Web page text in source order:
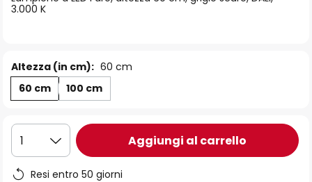
3.000 K
Altezza (in cm): 60 cm
60 cm
100 cm
1 Aggiungi al carrello
Resi entro 50 giorni